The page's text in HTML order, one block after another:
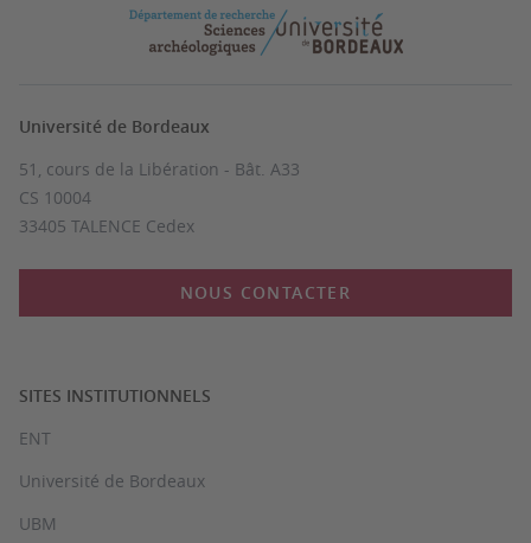
Université de Bordeaux
51, cours de la Libération - Bât. A33
CS 10004
33405 TALENCE Cedex
NOUS CONTACTER
SITES INSTITUTIONNELS
ENT
Université de Bordeaux
UBM